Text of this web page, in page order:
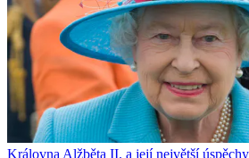
Královna Alžběta II. a její největší